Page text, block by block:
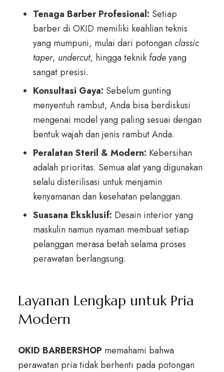
Tenaga Barber Profesional: Setiap
barber di OKID memiliki keahlian teknis
yang mumpuni, mulai dari potonganclassic
taper, undercut, hingga teknik fadeyang
sangat presisi.
Konsultasi Gaya: Sebelum gunting
menyentuh rambut, Anda bisa berdiskusi
mengenai model yang paling sesuai dengan
bentuk wajah dan jenis rambut Anda.
Peralatan Steril & Modern: Kebersihan
adalah prioritas. Semua alat yang digunakan
selalu disterilisasi untuk menjamin
kenyamanan dan kesehatan pelanggan.
Suasana Eksklusif: Desain interior yang
maskulin namun nyaman membuat setiap
pelanggan merasa betah selama proses
perawatan berlangsung.
Layanan Lengkap untuk Pria
Modern
OKID BARBERSHOP memahami bahwa
perawatan pria tidak berhenti pada potongan